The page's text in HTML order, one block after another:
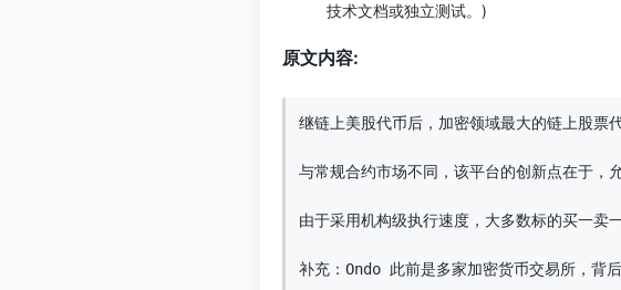
技术文档或独立测试。)
原文内容:
继链上美股代币后，加密领域最大的链上股票
与常规合约市场不同，该平台的创新点在于
由于采用机构级执行速度，大多数标的买一
补充：Ondo 此前是多家加密货币交易所，